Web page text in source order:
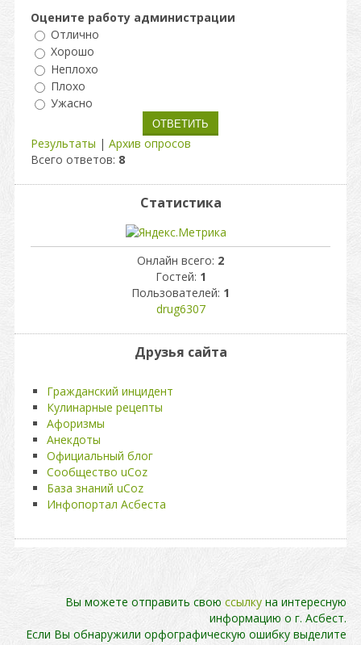
Оцените работу администрации
Отлично
Хорошо
Неплохо
Плохо
Ужасно
Результаты | Архив опросов
Всего ответов: 8
Статистика
Онлайн всего: 2
Гостей: 1
Пользователей: 1
drug6307
Друзья сайта
Гражданский инцидент
Кулинарные рецепты
Афоризмы
Анекдоты
Официальный блог
Сообщество uCoz
База знаний uCoz
Инфопортал Асбеста
Вы можете отправить свою ссылку на интересную
информацию о г. Асбест.
Если Вы обнаружили орфографическую ошибку выделите